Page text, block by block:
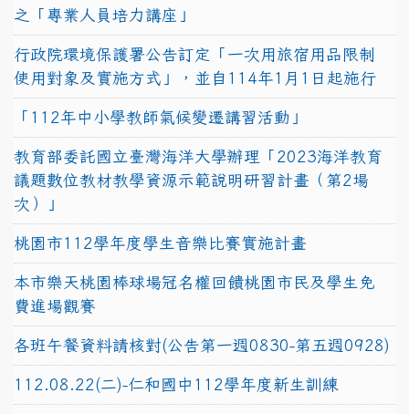
之「專業人員培力講座」
行政院環境保護署公告訂定「一次用旅宿用品限制
使用對象及實施方式」，並自114年1月1日起施行
「112年中小學教師氣候變遷講習活動」
教育部委託國立臺灣海洋大學辦理「2023海洋教育
議題數位教材教學資源示範說明研習計畫（第2場
次）」
桃園市112學年度學生音樂比賽實施計畫
本市樂天桃園棒球場冠名權回饋桃園市民及學生免
費進場觀賽
各班午餐資料請核對(公告第一週0830-第五週0928)
112.08.22(二)-仁和國中112學年度新生訓練